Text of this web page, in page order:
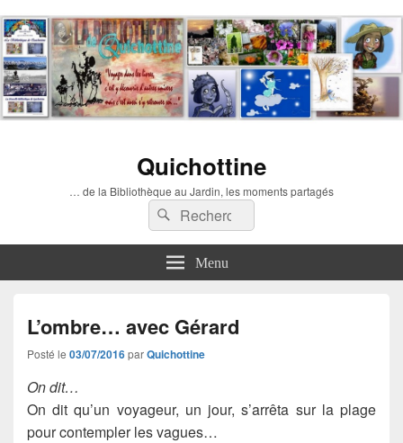
Quichottine
… de la Bibliothèque au Jardin, les moments partagés
Recherche :
Rechercher
Menu
L’ombre… avec Gérard
Posté le 03/07/2016parQuichottine
On dit…
On dit qu’un voyageur, un jour, s’arrêta sur la plage
pour contempler les vagues…